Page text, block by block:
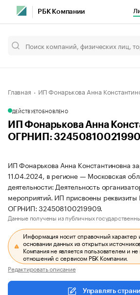
РБК Компании
Главная ИП Фонарькова Анна
ДЕЙСТВУЕТОБНОВЛЕНО
ИП Фонарькова Анна
ОГРНИП:
ИП Фонарькова Анна Константиновна
11.04.2024, в регионе — Московская
деятельности: Деятельность
мероприятий. ИП присвоены
ОГРНИП: 324508100219909.
Данные получены из публичных
Информация носит справочный характер
основании данных из открытых
Компания не является пользователем и
отношений с сервисом РБК Компании.
Редактировать описание
Управлять